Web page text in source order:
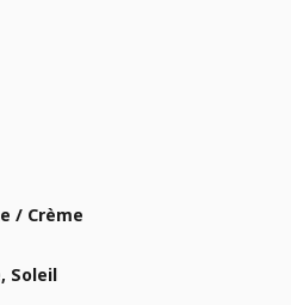
/ Crème
Soleil